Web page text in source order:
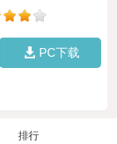
PC下载
排行